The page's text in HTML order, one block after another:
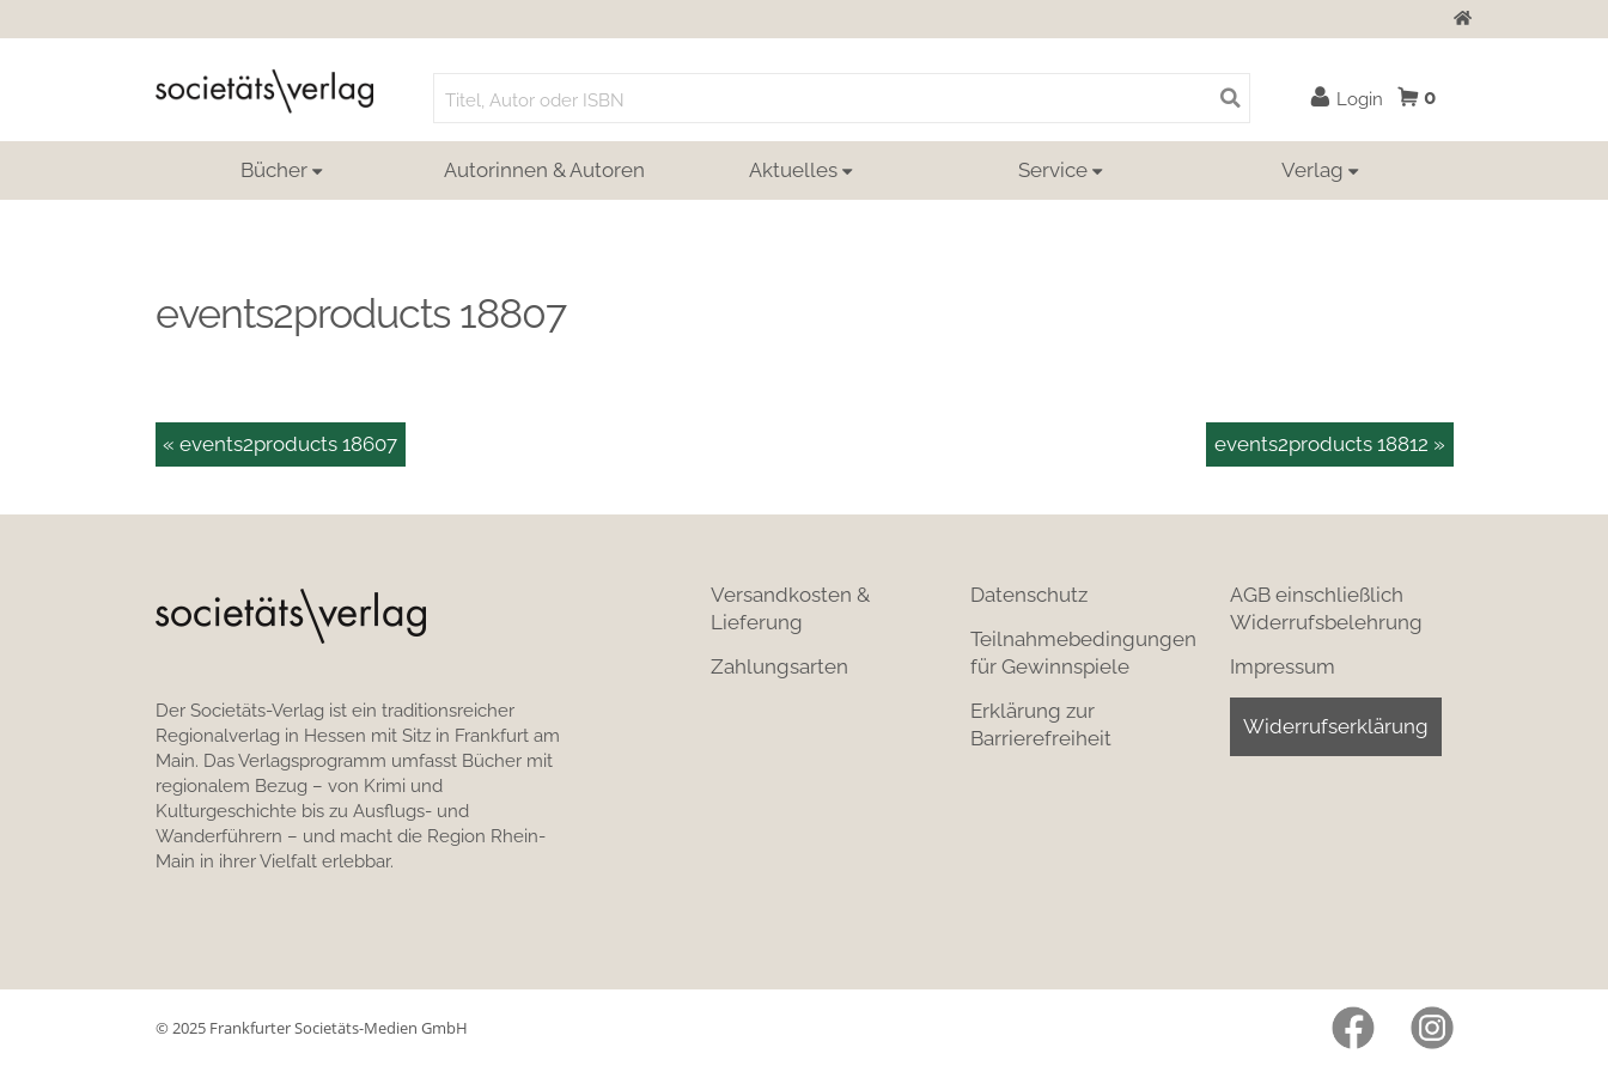
Zur Startseite
for:
Login 0
Bücher Autorinnen & Autoren Aktuelles Service Verlag
events2products 18807
events2products 18812 »
« events2products 18607
Der Societäts-Verlag ist ein traditionsreicher
Regionalverlag in Hessen mit Sitz in Frankfurt am
Main. Das Verlagsprogramm umfasst Bücher mit
regionalem Bezug – von Krimi und
Kulturgeschichte bis zu Ausflugs- und
Wanderführern – und macht die Region Rhein-
Main in ihrer Vielfalt erlebbar.
Versandkosten &
Lieferung
Zahlungsarten
Datenschutz
Teilnahmebedingungen
für Gewinnspiele
Erklärung zur
Barrierefreiheit
AGB einschließlich
Widerrufsbelehrung
Impressum
Widerrufserklärung
© 2025 Frankfurter Societäts-Medien GmbH